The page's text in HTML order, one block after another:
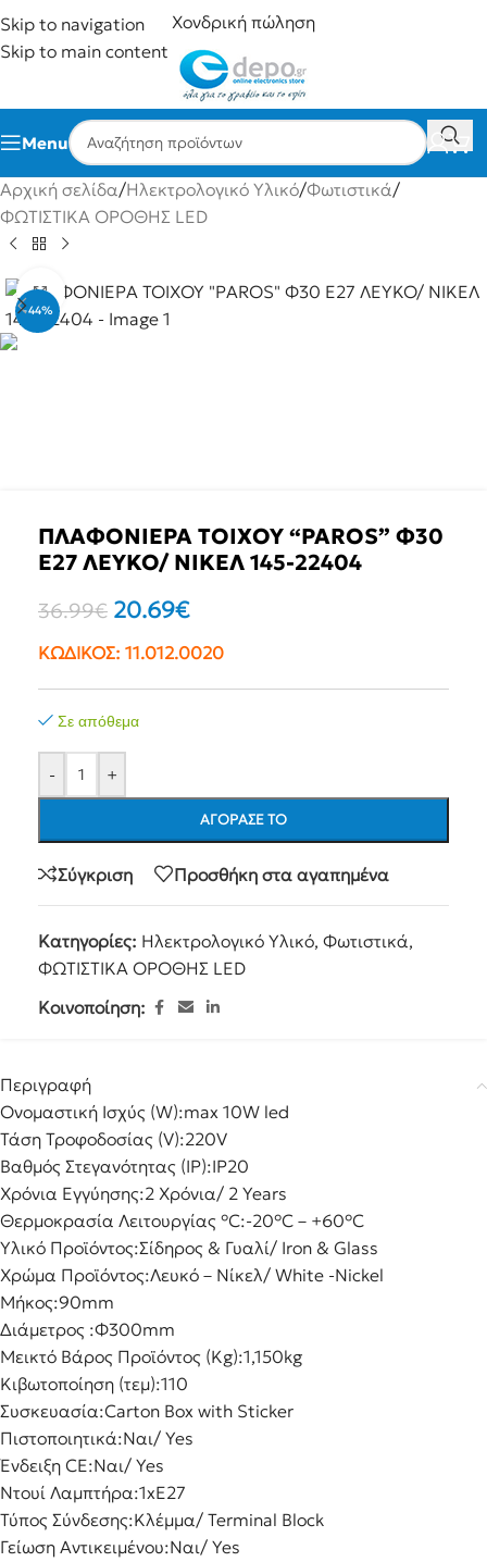
Skip to navigation
Skip to main content
Χονδρική πώληση
Menu
Αρχική σελίδα/Ηλεκτρολογικό Υλικό/Φωτιστικά/
ΦΩΤΙΣΤΙΚΆ ΟΡΟΘΉΣ LED
-44%
Click to enlarge
ΠΛΑΦΟΝΙΕΡΑ ΤΟΙΧΟΥ “PAROS” Φ30
Ε27 ΛΕΥΚΟ/ ΝΙΚΕΛ 145-22404
36.99€ 20.69€
ΚΩΔΙΚΟΣ: 11.012.0020
Σε απόθεμα
- +
ΑΓΌΡΑΣΕ ΤΟ
Σύγκριση Προσθήκη στα αγαπημένα
Κατηγορίες: Ηλεκτρολογικό Υλικό, Φωτιστικά,
ΦΩΤΙΣΤΙΚΆ ΟΡΟΘΉΣ LED
Κοινοποίηση:
Περιγραφή
Ονομαστική Ισχύς (W):max 10W led
Τάση Τροφοδοσίας (V):220V
Βαθμός Στεγανότητας (IP):IP20
Χρόνια Εγγύησης:2 Χρόνια/ 2 Years
Θερμοκρασία Λειτουργίας °C:-20°C – +60°C
Υλικό Προϊόντος:Σίδηρος & Γυαλί/ Iron & Glass
Χρώμα Προϊόντος:Λευκό – Νίκελ/ White -Nickel
Μήκος:90mm
Διάμετρος :Φ300mm
Μεικτό Βάρος Προϊόντος (Kg):1,150kg
Κιβωτοποίηση (τεμ):110
Συσκευασία:Carton Box with Sticker
Πιστοποιητικά:Ναι/ Yes
Ένδειξη CE:Ναι/ Yes
Ντουί Λαμπτήρα:1xE27
Τύπος Σύνδεσης:Κλέμμα/ Terminal Block
Γείωση Αντικειμένου:Ναι/ Yes